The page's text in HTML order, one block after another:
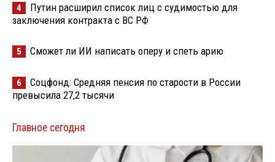
4
Путин расширил список лиц с судимостью для
заключения контракта с ВС РФ
5 Сможет ли ИИ написать оперу и спеть арию
6
Соцфонд: Средняя пенсия по старости в России
превысила 27,2 тысячи
Главное сегодня